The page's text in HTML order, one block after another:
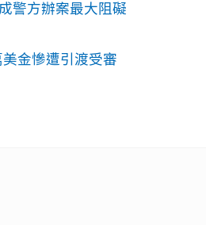
警方辦案最大阻礙
金慘遭引渡受審